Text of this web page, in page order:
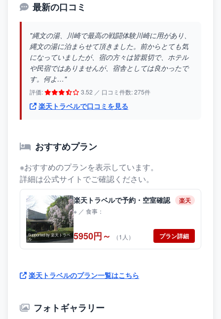
最新の口コミ
"縄文の湯、川崎で最高の戦闘体験川崎に用があり、
縄文の湯に泊まらせて頂きました。前からとても気
になっていましたが、宿の方々は皆親切で、ホテル
や民宿ではありませんが、宿舎としては良かったで
す。何よ…"
評価: 3.52 ／ 口コミ件数: 275件
楽天トラベルで口コミを見る
おすすめプラン
※おすすめのプランを表示しています。
詳細は公式サイトでご確認ください。
Supported by 楽天トラベ
ル
楽天トラベルで予約・空室確認 楽天
※ ／ 食事：
5950円～ （1人） プラン詳細
楽天トラベルのプラン一覧はこちら
フォトギャラリー